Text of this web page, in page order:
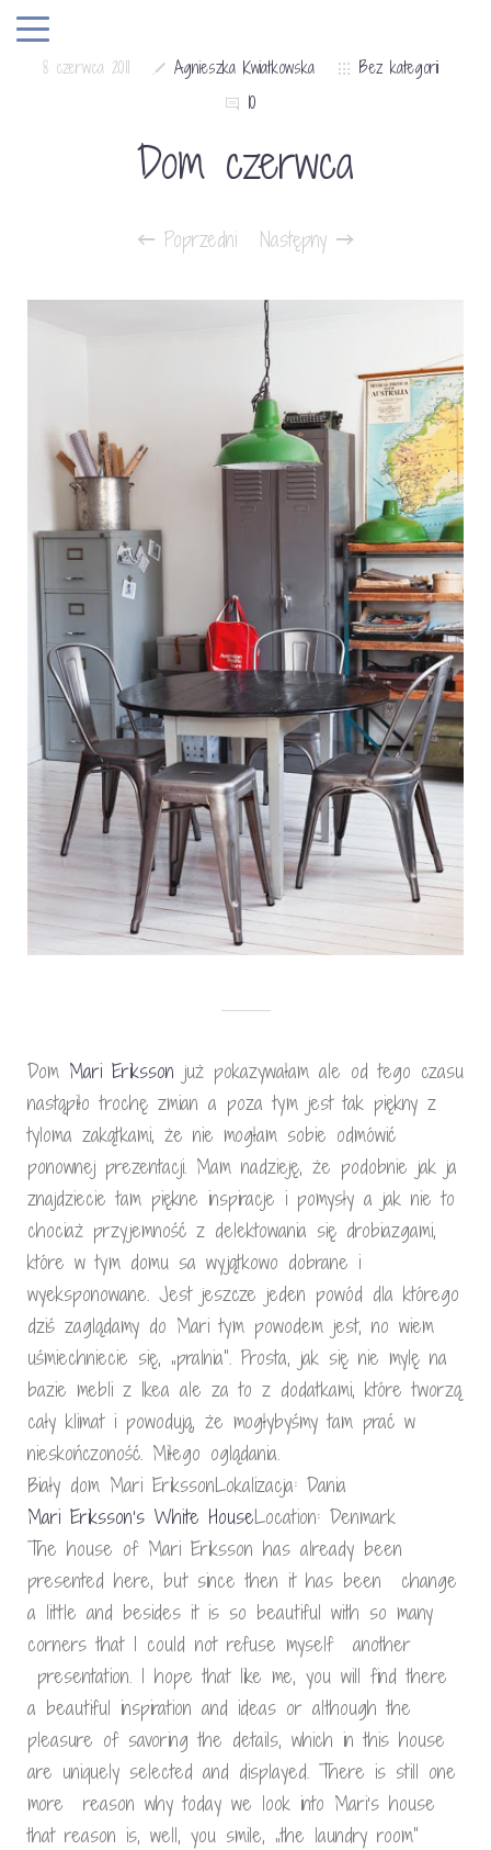
8 czerwca 2011 Agnieszka Kwiatkowska
Bez kategorii
10
Dom czerwca
Poprzedni Następny
Dom Mari Eriksson już pokazywałam ale od tego czasu
nastąpiło trochę zmian a poza tym jest tak piękny z
tyloma zakątkami, że nie mogłam sobie odmówić
ponownej prezentacji. Mam nadzieję, że podobnie jak ja
znajdziecie tam piękne inspiracje i pomysły a jak nie to
chociaż przyjemność z delektowania się drobiazgami,
które w tym domu sa wyjątkowo dobrane i
wyeksponowane. Jest jeszcze jeden powód dla którego
dziś zaglądamy do Mari tym powodem jest, no wiem
uśmiechniecie się, „pralnia”. Prosta, jak się nie mylę na
bazie mebli z Ikea ale za to z dodatkami, które tworzą
cały klimat i powodują, że mogłybyśmy tam prać w
nieskończoność. Miłego oglądania.
Biały dom Mari ErikssonLokalizacja: Dania
Mari Eriksson’s White HouseLocation: Denmark
The house of Mari Eriksson has already been
presented here, but since then it has been change
a little and besides it is so beautiful with so many
corners that I could not refuse myself another
presentation. I hope that like me, you will find there
a beautiful inspiration and ideas or although the
pleasure of savoring the details, which in this house
are uniquely selected and displayed. There is still one
more reason why today we look into Mari’s house
that reason is, well, you smile, „the laundry room”